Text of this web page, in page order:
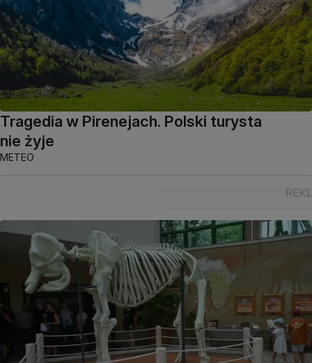
Tragedia w Pirenejach. Polski turysta
nie żyje
METEO